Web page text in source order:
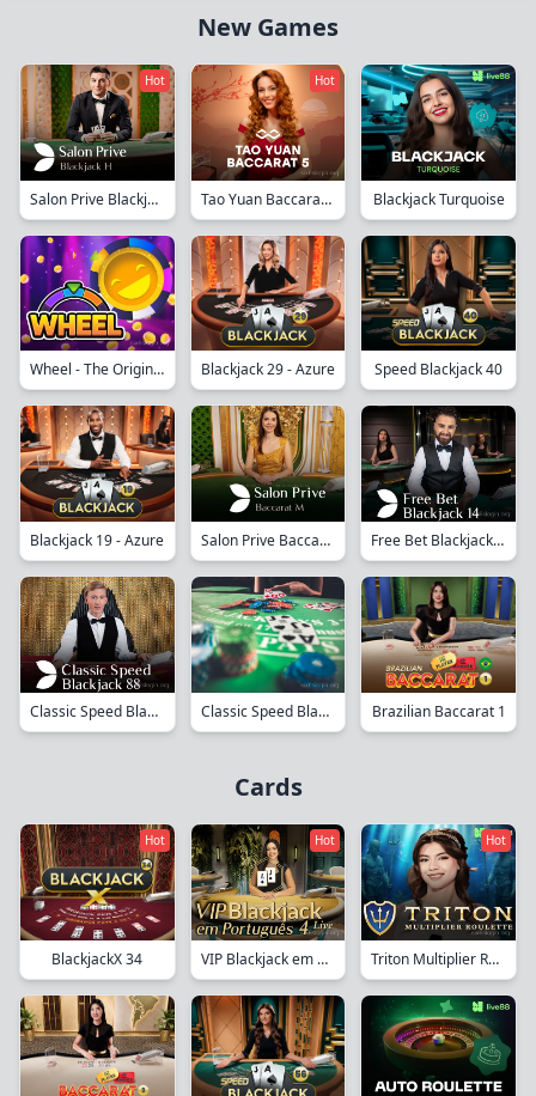
New Games
Salon Prive Blackjack H
Hot
Tao Yuan Baccarat 5
Hot
Blackjack Turquoise
Wheel - The Originals Blackjack 29 - Azure Speed Blackjack 40
Blackjack 19 - Azure Salon Prive Baccarat M Free Bet Blackjack 14
Classic Speed Blackjack 88 Classic Speed Blackjack 30 Brazilian Baccarat 1
Cards
BlackjackX 34
Hot
VIP Blackjack em Português 4
Hot
Triton Multiplier Roulette
Hot